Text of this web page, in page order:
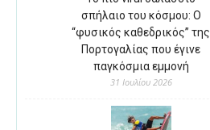
σπήλαιο του κόσμου: Ο
“φυσικός καθεδρικός” της
Πορτογαλίας που έγινε
παγκόσμια εμμονή
31 Ιουλίου 2026